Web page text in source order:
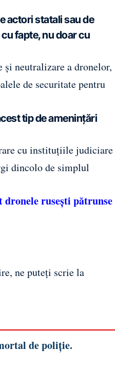
actori statali sau de
fapte, nu doar cu
şi neutralizare a dronelor,
de securitate pentru
tip de ameninţări
cu instituţiile judiciare
dincolo de simplul
rusești pătrunse
ne puteți scrie la
de poliție.